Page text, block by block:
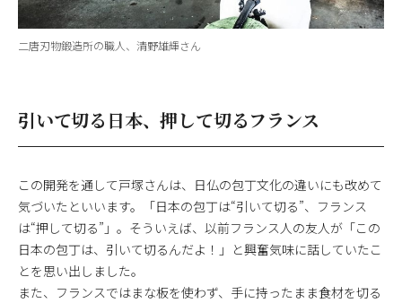
二唐刃物鍛造所の職人、清野雄輝さん
引いて切る日本、押して切るフランス
この開発を通して戸塚さんは、日仏の包丁文化の違いにも改めて
気づいたといいます。「日本の包丁は“引いて切る”、フランス
は“押して切る”」。そういえば、以前フランス人の友人が「この
日本の包丁は、引いて切るんだよ！」と興奮気味に話していたこ
とを思い出しました。
また、フランスではまな板を使わず、手に持ったまま食材を切る